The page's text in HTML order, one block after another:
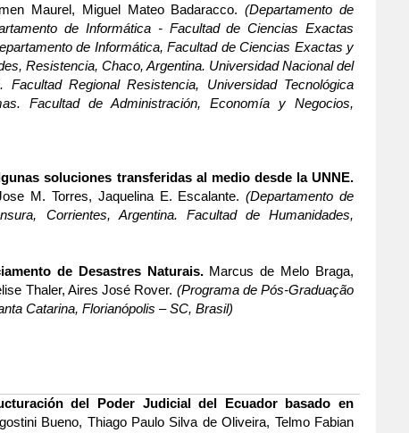
Maurel , Miguel Mateo Badaracco.(Departamento de
de Informática - Facultad de Ciencias Exactas
de Informática, Facultad de Ciencias Exactas y
Resistencia, Chaco, Argentina. Universidad Nacional del
Regional Resistencia, Universidad Tecnológica
Facultad de Administración, Economía y Negocios,
soluciones transferidas al medio desde la UNNE.
M. Torres, Jaquelina E. Escalante.(Departamento de
Corrientes, Argentina. Facultad de Humanidades,
de Desastres Naturais. Marcus de Melo Braga,
Thaler, Aires José Rover. (Programa de Pós-Graduação
Catarina, Florianópolis – SC, Brasil)
del Poder Judicial del Ecuador basado en
Bueno, Thiago Paulo Silva de Oliveira, Telmo Fabian